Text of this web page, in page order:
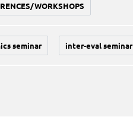
WORKSHOPS
seminar inter-eval seminar